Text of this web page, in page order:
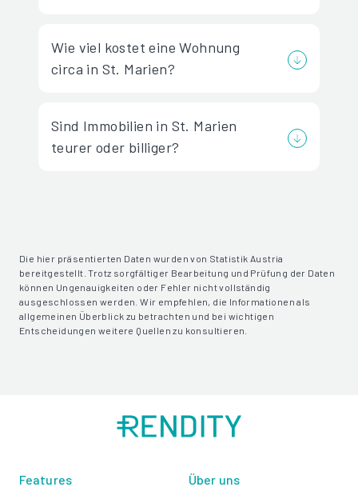
Wie viel kostet eine Wohnung
circa in St. Marien?
Sind Immobilien in St. Marien
teurer oder billiger?
Die hier präsentierten Daten wurden von Statistik Austria
bereitgestellt. Trotz sorgfältiger Bearbeitung und Prüfung der Daten
können Ungenauigkeiten oder Fehler nicht vollständig
ausgeschlossen werden. Wir empfehlen, die Informationen als
allgemeinen Überblick zu betrachten und bei wichtigen
Entscheidungen weitere Quellen zu konsultieren.
Features Über uns